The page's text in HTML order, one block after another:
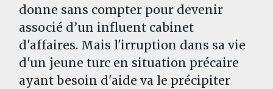
donne sans compter pour devenir
associé d’un influent cabinet
d'affaires. Mais l'irruption dans sa vie
d'un jeune turc en situation précaire
ayant besoin d'aide va le précipiter